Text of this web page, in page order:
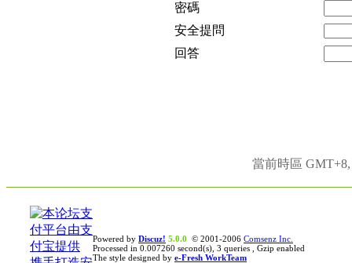
密碼
安全提問
回答
當前時區
Powered by Discuz! 5.0.0 © 2001-2006 Comsenz Inc.
Processed in 0.007260 second(s), 3 queries , Gzip enabled
The style designed by e-Fresh WorkTeam